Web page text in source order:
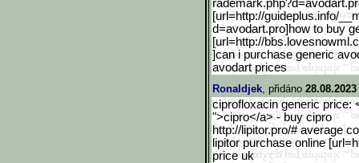
[url=http://guideplus.info/
d=avodart.pro]how to buy
[url=http://
]can i purchase generic
avodart prices
Ronaldjek, přidáno
ciprofloxacin generic price:
">cipro</a> - buy cipro
http://lipitor.pro/# average
lipitor purchase online
price uk